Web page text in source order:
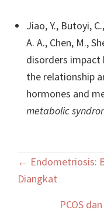
Jiao, Y., Butoyi,
A. A., Chen, M.,
disorders impact
the relationship
hormones and
metabolic
Posts
navigation
← Endometriosis:
Diangkat
PCOS